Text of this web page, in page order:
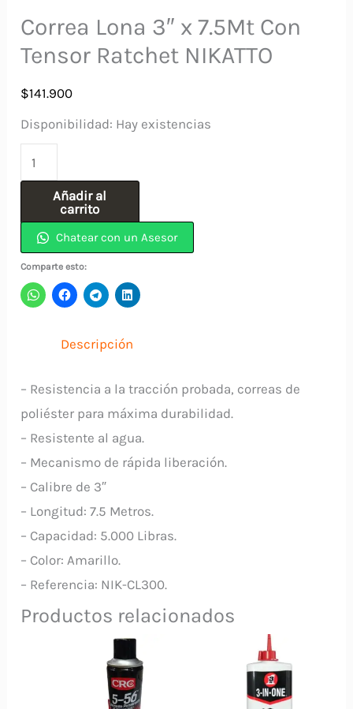
Correa Lona 3″ x 7.5Mt Con
Tensor Ratchet NIKATTO
$141.900
Disponibilidad: Hay existencias
Lona
x
7.5Mt
Con
Tensor
NIKATTO
Añadir al
carrito
Chatear con un Asesor
Comparte esto:
Descripción
– Resistencia a la tracción probada, correas de
poliéster para máxima durabilidad.
– Resistente al agua.
– Mecanismo de rápida liberación.
– Calibre de 3″
– Longitud: 7.5 Metros.
– Capacidad: 5.000 Libras.
– Color: Amarillo.
– Referencia: NIK-CL300.
Productos relacionados